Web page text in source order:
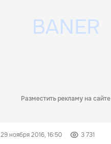
Разместить рекламу на сайте
29 ноября 2016, 16:50 3 731